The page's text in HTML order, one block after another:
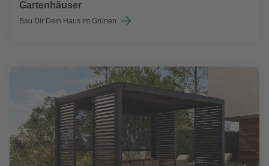
Gartenhäuser
Bau Dir Dein Haus im Grünen